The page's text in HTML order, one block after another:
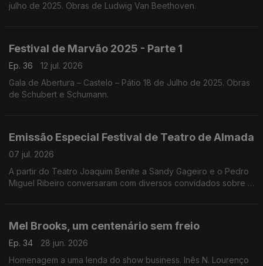
julho de 2025. Obras de Ludwig Van Beethoven.
Festival de Marvão 2025 - Parte 1
Ep. 36
12 jul. 2026
Gala de Abertura – Castelo – Pátio 18 de Julho de 2025. Obras
de Schubert e Schumann.
Emissão Especial Festival de Teatro de Almada
07 jul. 2026
A partir do Teatro Joaquim Benite a Sandy Gageiro e o Pedro
Miguel Ribeiro conversaram com diversos convidados sobre o
Mel Brooks, um centenário sem freio
Ep. 34
28 jun. 2026
Homenagem a uma lenda do show business. Inês N. Lourenço